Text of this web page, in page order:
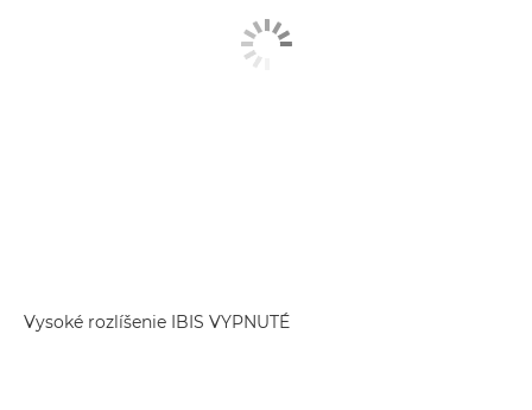
Vysoké rozlíšenie IBIS VYPNUTÉ